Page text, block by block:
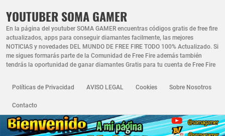
YOUTUBER SOMA GAMER
En la página del youtuber SOMA GAMER encuentras códigos gratis de free fire
actualizados, apps para conseguir diamantes facilmente, las mejores
NOTICIAS y novedades DEL MUNDO DE FREE FIRE TODO 100% Actualizado. Si
me sigues formarás parte de la Comunidad de Free Fire además también
tendrás la oportunidad de ganar diamantes Gratis para tu cuenta de Free Fire
Políticas de Privacidad AVISO LEGAL Cookies Sobre Nosotros
Contacto